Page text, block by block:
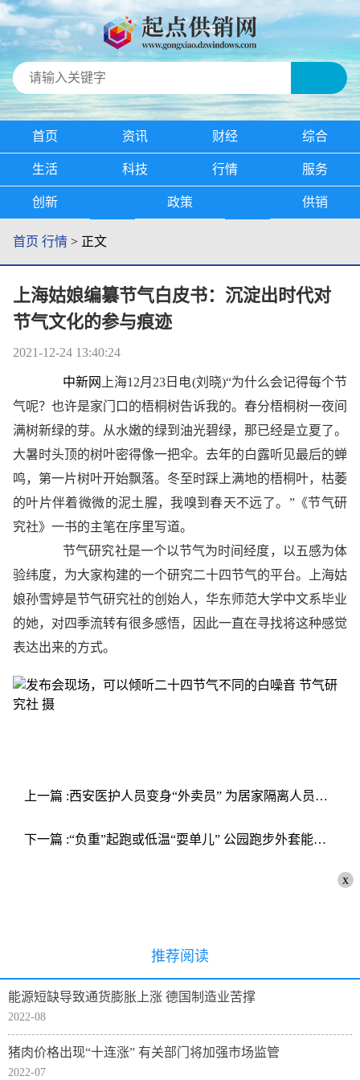
首页 资讯 财经 综合
生活 科技 行情 服务
创新 政策 供销
首页 行情 > 正文
上海姑娘编纂节气白皮书：沉淀出时代对
节气文化的参与痕迹
2021-12-24 13:40:24
中新网
上海12月23日电(刘晓)“为什么会记得每个节
气呢？也许是家门口的梧桐树告诉我的。春分梧桐树一夜间
满树新绿的芽。从水嫩的绿到油光碧绿，那已经是立夏了。
大暑时头顶的树叶密得像一把伞。去年的白露听见最后的蝉
鸣，第一片树叶开始飘落。冬至时踩上满地的梧桐叶，枯萎
的叶片伴着微微的泥土腥，我嗅到春天不远了。”《节气研
究社》一书的主笔在序里写道。
节气研究社是一个以节气为时间经度，以五感为体
验纬度，为大家构建的一个研究二十四节气的平台。上海姑
娘孙雪婷是节气研究社的创始人，华东师范大学中文系毕业
的她，对四季流转有很多感悟，因此一直在寻找将这种感觉
表达出来的方式。
上一篇 :西安医护人员变身“外卖员” 为居家隔离人员上门服务
下一篇 :“负重”起跑或低温“耍单儿” 公园跑步外套能放哪儿？
x
推荐阅读
能源短缺导致通货膨胀上涨 德国制造业苦撑
2022-08
猪肉价格出现“十连涨” 有关部门将加强市场监管
2022-07